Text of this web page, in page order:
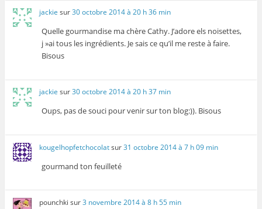
jackie sur30 octobre 2014 à 20 h 36 min
Quelle gourmandise ma chère Cathy. J’adore els noisettes,
j »ai tous les ingrédients. Je sais ce qu’il me reste à faire.
Bisous
jackie sur30 octobre 2014 à 20 h 37 min
Oups, pas de souci pour venir sur ton blog:)). Bisous
kougelhopfetchocolatsur31 octobre 2014 à 7 h 09 min
gourmand ton feuilleté
pounchki sur3 novembre 2014 à 8 h 55 min